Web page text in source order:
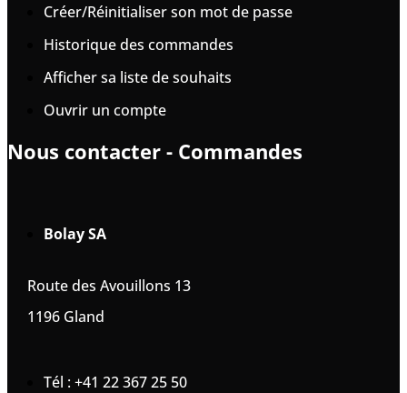
Créer/Réinitialiser son mot de passe
Historique des commandes
Afficher sa liste de souhaits
Ouvrir un compte
Nous contacter - Commandes
Bolay SA
Route des Avouillons 13
1196 Gland
Tél : +41 22 367 25 50